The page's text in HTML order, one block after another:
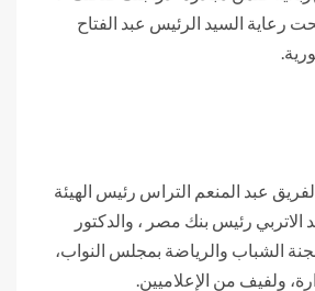
رعاية السيد الرئيس عبد الفتاح
عبد المنعم التراس رئيس الهيئة
الاتربي رئيس بنك مصر ، والدكتور
الشباب والرياضة بمجلس النواب،
ولفيف من الإعلاميين.